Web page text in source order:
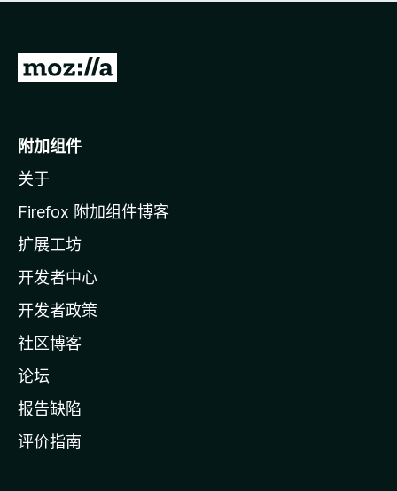
无
转
o
i
l
a
主
页
附加组件
关于
Firefox 附加组件博客
扩展工坊
开发者中心
开发者政策
社区博客
论坛
报告缺陷
评价指南